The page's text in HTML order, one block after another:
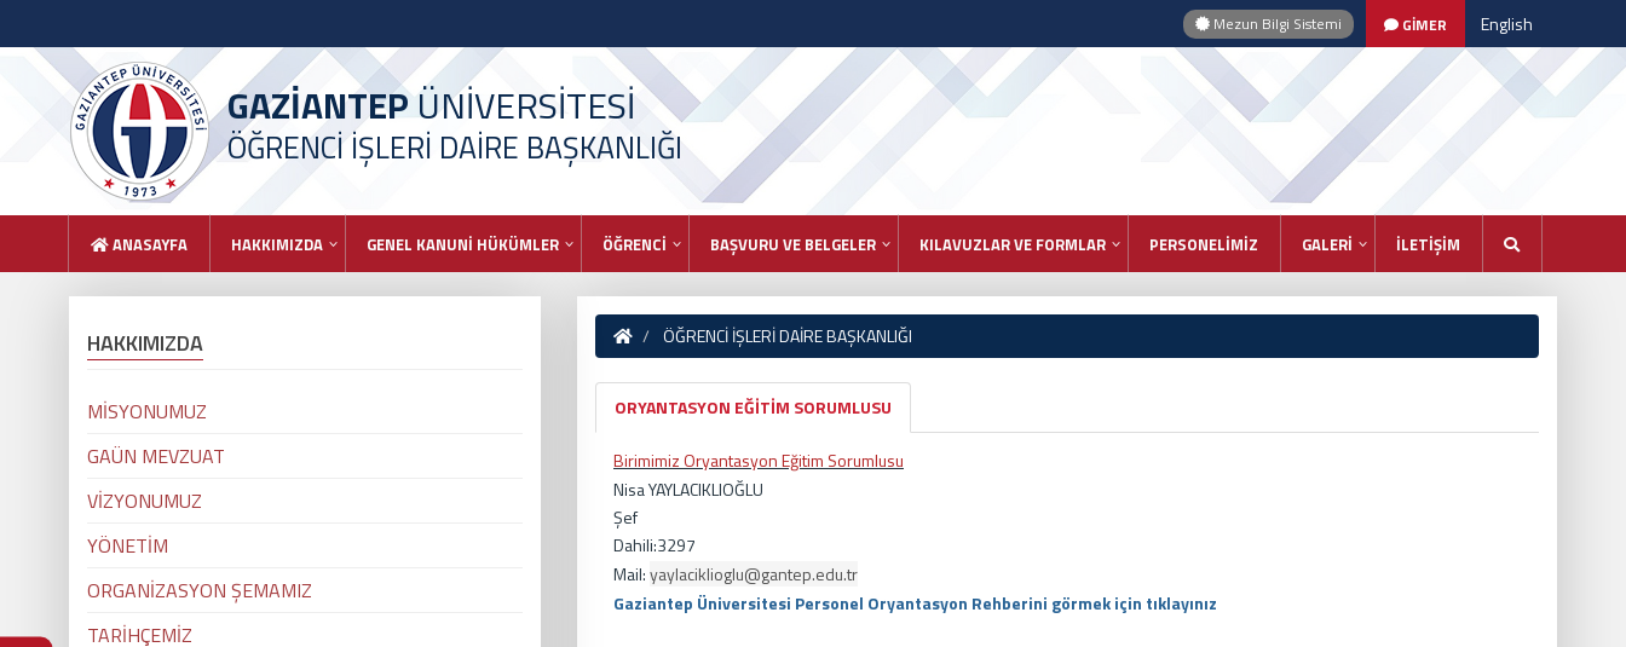
Mezun Bilgi Sistemi GİMER English
GAZİANTEPÜNİVERSİTESİ
ÖĞRENCİ İŞLERİ DAİRE BAŞKANLIĞI
ANASAYFA HAKKIMIZDA GENEL KANUNİ HÜKÜMLER ÖĞRENCİ BAŞVURU VE BELGELER KILAVUZLAR VE FORMLAR PERSONELİMİZ GALERİ İLETİŞİM
ÖĞRENCİ İŞLERİ DAİRE BAŞKANLIĞI
ORYANTASYON EĞİTİM SORUMLUSU
Birimimiz Oryantasyon Eğitim Sorumlusu
Nisa YAYLACIKLIOĞLU
Şef
Dahili:3297
Mail:yaylaciklioglu@gantep.edu.tr
Gaziantep Üniversitesi Personel Oryantasyon Rehberini görmek için tıklayınız
HAKKIMIZDA
MİSYONUMUZ
GAÜN MEVZUAT
VİZYONUMUZ
YÖNETİM
ORGANİZASYON ŞEMAMIZ
TARİHÇEMİZ